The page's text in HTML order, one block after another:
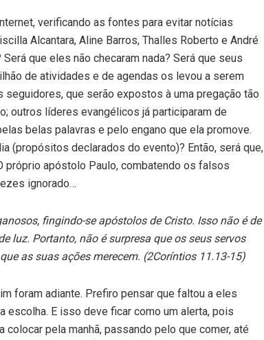
verificando as fontes para evitar notícias
Alcantara, Aline Barros, Thalles Roberto e André
que eles não checaram nada? Será que seus
de atividades e de agendas os levou a serem
que serão expostos à uma pregação tão
outros líderes evangélicos já participaram de
belas palavras e pelo engano que ela promove.
(propósitos declarados do evento)? Então, será que,
apóstolo Paulo, combatendo os falsos
ignorado…
fingindo-se apóstolos de Cristo. Isso não é de
luz. Portanto, não é surpresa que os seus servos
as suas ações merecem. (2Coríntios 11.13-15)
foram adiante. Prefiro pensar que faltou a eles
escolha. E isso deve ficar como um alerta, pois
pela manhã, passando pelo que comer, até